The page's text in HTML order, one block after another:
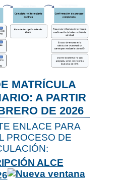
MATRÍCULA
A PARTIR
DE 2026
ENLACE PARA
PROCESO DE
ALCE